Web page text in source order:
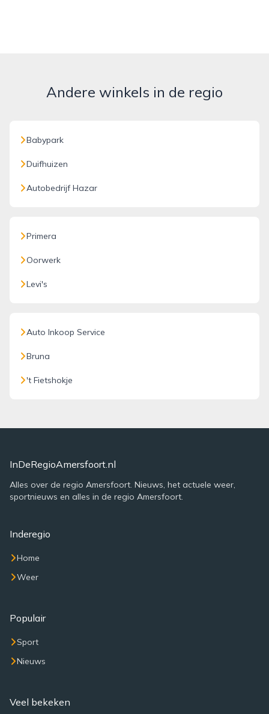
Andere winkels in de regio
Babypark
Duifhuizen
Autobedrijf Hazar
Primera
Oorwerk
Levi's
Auto Inkoop Service
Bruna
't Fietshokje
InDeRegioAmersfoort.nl
Alles over de regio Amersfoort. Nieuws, het actuele weer,
sportnieuws en alles in de regio Amersfoort.
Inderegio
Home
Weer
Populair
Sport
Nieuws
Veel bekeken